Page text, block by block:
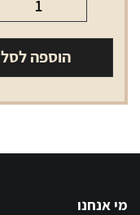
של
ווינסטון
קוד
הוספה לסל
מי אנחנו